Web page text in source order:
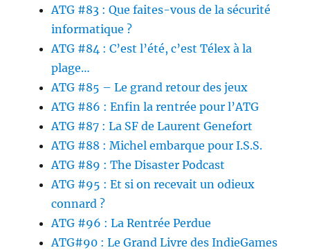
ATG #83 : Que faites-vous de la sécurité
informatique ?
ATG #84 : C’est l’été, c’est Télex à la
plage…
ATG #85 – Le grand retour des jeux
ATG #86 : Enfin la rentrée pour l’ATG
ATG #87 : La SF de Laurent Genefort
ATG #88 : Michel embarque pour I.S.S.
ATG #89 : The Disaster Podcast
ATG #95 : Et si on recevait un odieux
connard ?
ATG #96 : La Rentrée Perdue
ATG#90 : Le Grand Livre des IndieGames